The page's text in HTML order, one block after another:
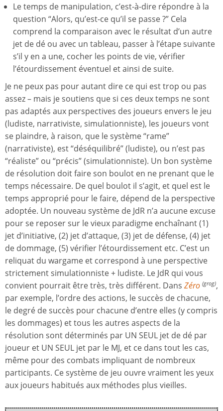
Le temps de manipulation, c’est-à-dire répondre à la
question “Alors, qu’est-ce qu’il se passe ?” Cela
comprend la comparaison avec le résultat d’un autre
jet de dé ou avec un tableau, passer à l’étape suivante
s’il y en a une, cocher les points de vie, vérifier
l’étourdissement éventuel et ainsi de suite.
Je ne peux pas pour autant dire ce qui est trop ou pas
assez – mais je soutiens que si ces deux temps ne sont
pas adaptés aux perspectives des joueurs envers le jeu
(ludiste, narrativiste, simulationniste), les joueurs vont
se plaindre, à raison, que le système “rame”
(narrativiste), est “déséquilibré” (ludiste), ou n’est pas
“réaliste” ou “précis” (simulationniste). Un bon système
de résolution doit faire son boulot en ne prenant que le
temps nécessaire. De quel boulot il s’agit, et quel est le
temps approprié pour le faire, dépend de la perspective
adoptée. Un nouveau système de JdR n’a aucune excuse
pour se reposer sur le vieux paradigme enchaînant (1)
jet d’initiative, (2) jet d’attaque, (3) jet de défense, (4) jet
de dommage, (5) vérifier l’étourdissement etc. C’est un
reliquat du wargame et correspond à une perspective
strictement simulationniste + ludiste. Le JdR qui vous
convient pourrait être très, très différent. Dans Zéro (grog),
par exemple, l’ordre des actions, le succès de chacune,
le degré de succès pour chacune d’entre elles (y compris
les dommages) et tous les autres aspects de la
résolution sont déterminés par UN SEUL jet de dé par
joueur et UN SEUL jet par le MJ, et ce dans tout les cas,
même pour des combats impliquant de nombreux
participants. Ce système de jeu ouvre vraiment les yeux
aux joueurs habitués aux méthodes plus vieilles.